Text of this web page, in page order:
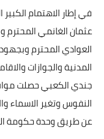
في إطار الاهتمام
عثمان الغانمي المحترم
العوادي المحترم
المدنية والجوازات
جندي الكعبي حصلت
النفوس وتغير الاسماء
عن طريق وحدة حكومة